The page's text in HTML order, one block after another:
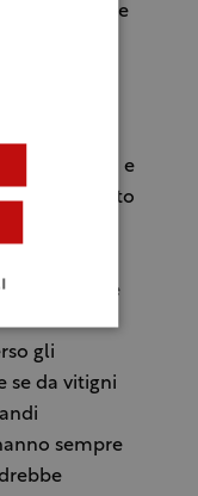
delle
al mio
delle
di
uno
potenzialità e
considerato
classico,
questo
Di Gesù, e
gli
se da vitigni
sempre